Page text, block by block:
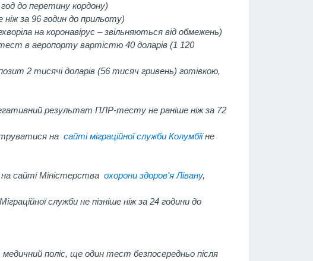
до перетину кордону)
за 96 годин до прильоту)
на коронавірус – звільняються від обмежень)
в аеропорту вартістю 40 доларів (1 120
2 тисячі доларів (56 тисяч гривень) готівкою,
результат ПЛР-тесту не раніше ніж за 72
на сайті міграційної служби Колумбіїне
сайті Міністерства охорони здоров'я Лівану,
служби не пізніше ніж за 24 години до
поліс, ще один тест безпосередньо після